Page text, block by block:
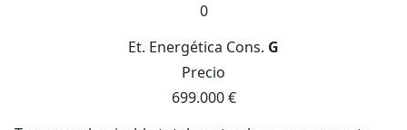
0
Et. Energética Cons. G
Precio
699.000 €